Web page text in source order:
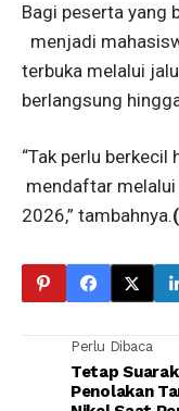
Bagi peserta yang
menjadi
terbuka melalui
berlangsung
“Tak perlu
mendaftar
2026,” tambahnya.
Perlu Dibaca
Tetap
Penolakan